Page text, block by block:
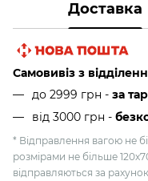
Доставка
Самовивіз з
до 2999 грн - за
від 3000 грн -
* Відправлення вагою не
розмірами не більше
відправляються за